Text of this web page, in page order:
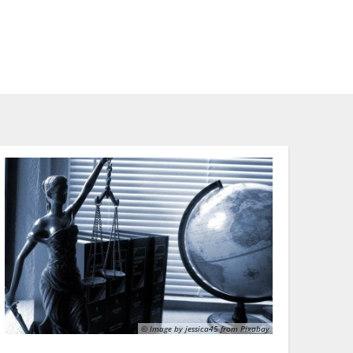
© Image by jessica45 from Pixabay